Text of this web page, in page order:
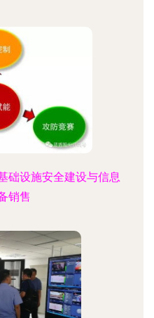
础设施安全建设与信息
销售